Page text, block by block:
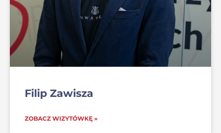
Filip Zawisza
ZOBACZ WIZYTÓWKĘ »